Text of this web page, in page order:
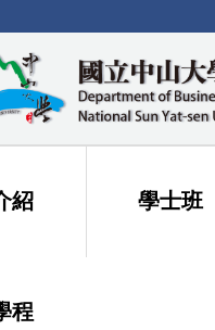
紹 學士班
程